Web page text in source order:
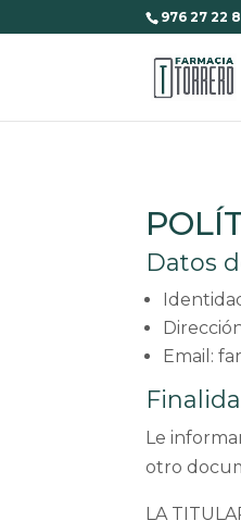
976 27 22
Datos
Email:
Le
otro
LA